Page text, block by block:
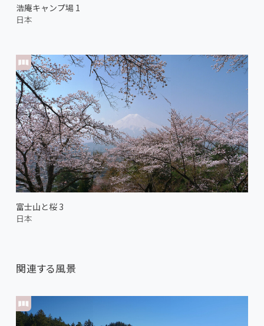
浩庵キャンプ場 1
日本
富士山と桜 3
日本
関連する風景